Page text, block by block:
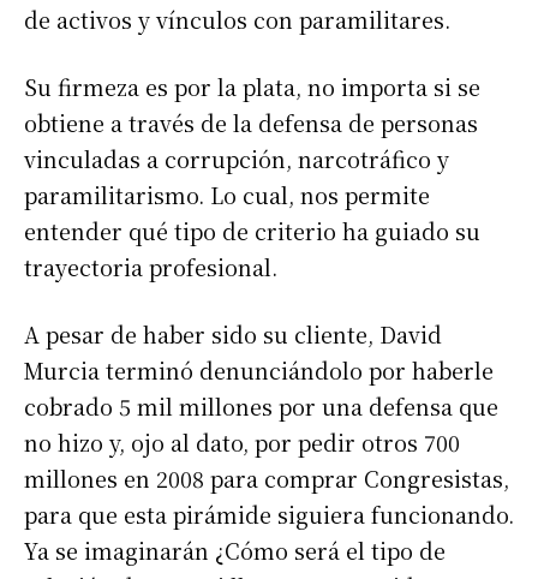
de activos y vínculos con paramilitares.
Su firmeza es por la plata, no importa si se
obtiene a través de la defensa de personas
vinculadas a corrupción, narcotráfico y
paramilitarismo. Lo cual, nos permite
entender qué tipo de criterio ha guiado su
trayectoria profesional.
A pesar de haber sido su cliente, David
Murcia terminó denunciándolo por haberle
cobrado 5 mil millones por una defensa que
no hizo y, ojo al dato, por pedir otros 700
millones en 2008 para comprar Congresistas,
para que esta pirámide siguiera funcionando.
Ya se imaginarán ¿Cómo será el tipo de